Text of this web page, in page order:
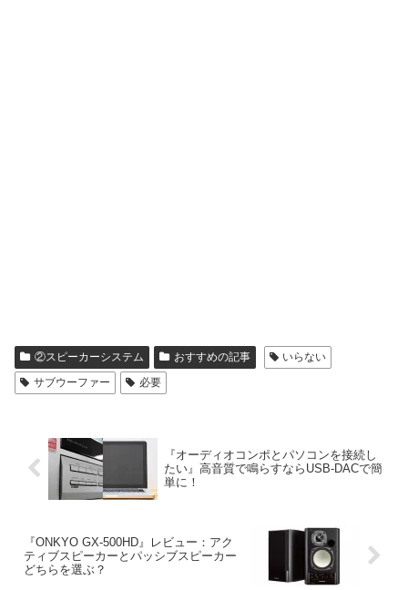
②スピーカーシステム おすすめの記事
いらない
サブウーファー
必要
『オーディオコンポとパソコンを接続し
たい』高音質で鳴らすならUSB-DACで簡
単に！
『ONKYO GX-500HD』レビュー：アク
ティブスピーカーとパッシブスピーカー
どちらを選ぶ？